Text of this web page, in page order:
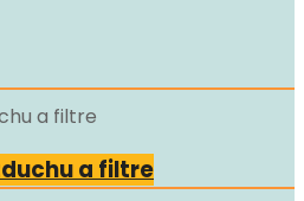
a filtre
a filtre